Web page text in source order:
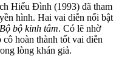
Hiểu Đình (1993) đã tham
hình. Hai vai diễn nổi bật
Bộ bộ kinh tâm. Có lẽ nhờ
hoàn thành tốt vai diễn
lòng khán giả.